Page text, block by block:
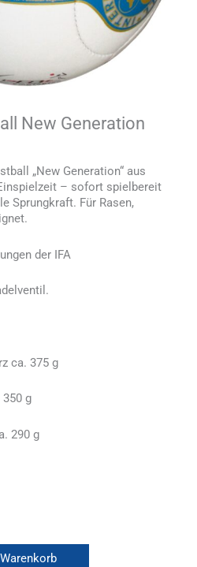
New Generation
„New Generation“ aus
– sofort spielbereit
Sprungkraft. Für Rasen,
der IFA
ca. 375 g
g
290 g